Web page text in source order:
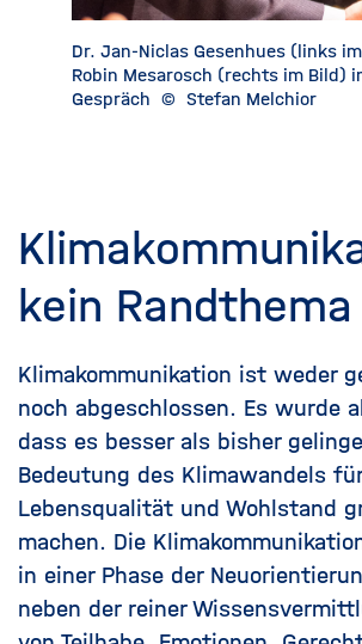
Dr. Jan-Niclas Gesenhues (links
Robin Mesarosch (rechts im Bild)
Gespräch © Stefan Melchior
kein Randthema
Klimakommunikation ist weder
noch abgeschlossen. Es wurde
dass es besser als bisher
Bedeutung des Klimawandels
Lebensqualität und Wohlstand
machen. Die
in einer Phase der
neben der reiner